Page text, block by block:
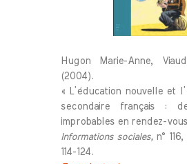
Hugon Marie-Anne,
(2004).
« L’éducation nouvelle et
secondaire français :
improbables en rendez-
Informations sociales,n°
114-124.